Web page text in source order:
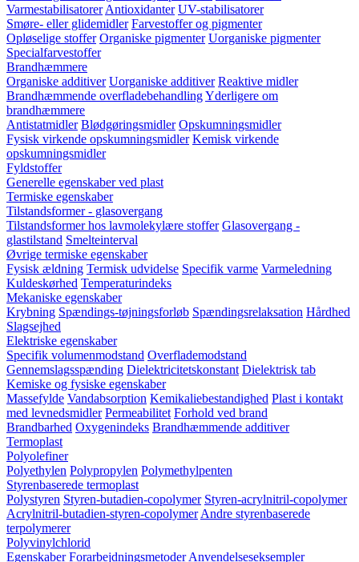
Varmestabilisatorer Antioxidanter UV-stabilisatorer
Smøre- eller glidemidler Farvestoffer og pigmenter
Opløselige stoffer Organiske pigmenter Uorganiske pigmenter
Specialfarvestoffer
Brandhæmmere
Organiske additiver Uorganiske additiver Reaktive midler
Brandhæmmende overfladebehandlingYderligere om
brandhæmmere
Antistatmidler Blødgøringsmidler Opskumningsmidler
Fysisk virkende opskumningsmidler Kemisk virkende
opskumningsmidler
Fyldstoffer
Generelle egenskaber ved plast
Termiske egenskaber
Tilstandsformer - glasovergang
Tilstandsformer hos lavmolekylære stoffer Glasovergang -
glastilstand Smelteinterval
Øvrige termiske egenskaber
Fysisk ældning Termisk udvidelse Specifik varme Varmeledning
Kuldeskørhed Temperaturindeks
Mekaniske egenskaber
Krybning Spændings-tøjningsforløb Spændingsrelaksation Hårdhed
Slagsejhed
Elektriske egenskaber
Specifik volumenmodstand Overflademodstand
Gennemslagsspænding Dielektricitetskonstant Dielektrisk tab
Kemiske og fysiske egenskaber
Massefylde Vandabsorption Kemikaliebestandighed Plast i kontakt
med levnedsmidler Permeabilitet Forhold ved brand
Brandbarhed Oxygenindeks Brandhæmmende additiver
Termoplast
Polyolefiner
Polyethylen Polypropylen Polymethylpenten
Styrenbaserede termoplast
Polystyren Styren-butadien-copolymer Styren-acrylnitril-copolymer
Acrylnitril-butadien-styren-copolymer Andre styrenbaserede
terpolymerer
Polyvinylchlorid
Egenskaber Forarbejdningsmetoder Anvendelseseksempler